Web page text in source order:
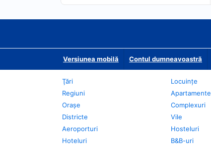
Versiunea mobilă Contul dumneavoastră
Ţări
Regiuni
Oraşe
Districte
Aeroporturi
Hoteluri
Locuințe
Apartamente
Complexuri
Vile
Hosteluri
B&B-uri